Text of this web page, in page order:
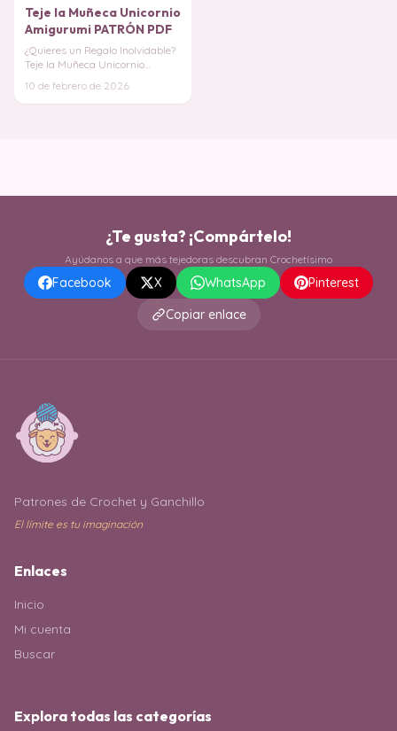
Teje la Muñeca Unicornio
Amigurumi PATRÓN PDF
¿Quieres un Regalo Inolvidable?
Teje la Muñeca Unicornio
combina la ternu
10 de febrero de 2026
¿Te gusta? ¡Compártelo!
Ayúdanos a que más tejedoras descubran Crochetísimo
Facebook X WhatsApp
Pinterest
Copiar enlace
Patrones de Crochet y Ganchillo
El límite es tu imaginación
Enlaces
Inicio
Mi cuenta
Buscar
Explora todas las categorías